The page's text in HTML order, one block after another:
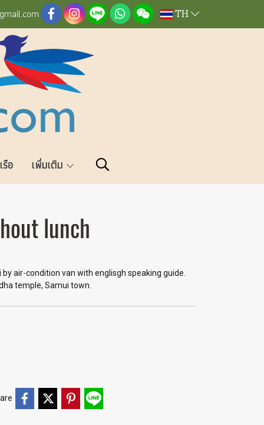
TH
อ เพิ่มเติม
lunch
air-condition van with englisgh speaking guide.
temple, Samui town.